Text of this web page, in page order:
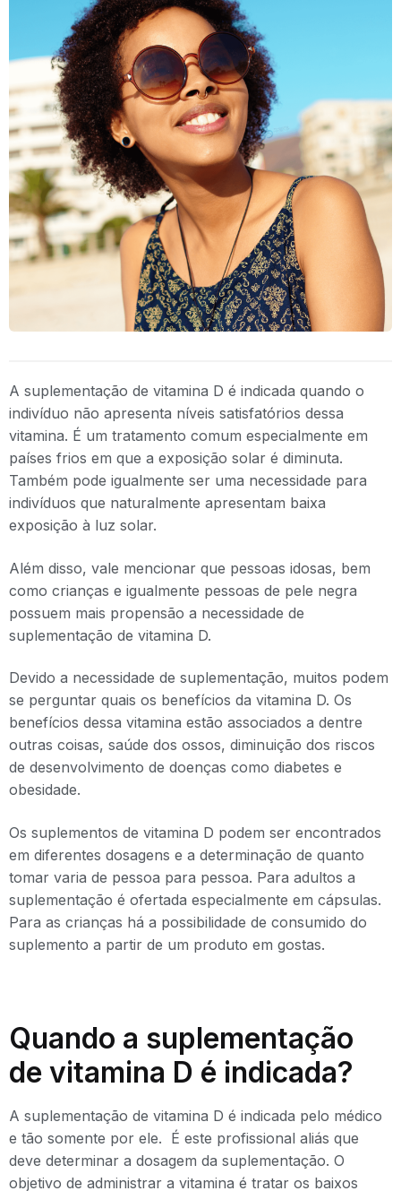
A suplementação de vitamina D é indicada quando o
indivíduo não apresenta níveis satisfatórios dessa
vitamina. É um tratamento comum especialmente em
países frios em que a exposição solar é diminuta.
Também pode igualmente ser uma necessidade para
indivíduos que naturalmente apresentam baixa
exposição à luz solar.
Além disso, vale mencionar que pessoas idosas, bem
como crianças e igualmente pessoas de pele negra
possuem mais propensão a necessidade de
suplementação de vitamina D.
Devido a necessidade de suplementação, muitos podem
se perguntar quais os benefícios da vitamina D. Os
benefícios dessa vitamina estão associados a dentre
outras coisas, saúde dos ossos, diminuição dos riscos
de desenvolvimento de doenças como diabetes e
obesidade.
Os suplementos de vitamina D podem ser encontrados
em diferentes dosagens e a determinação de quanto
tomar varia de pessoa para pessoa. Para adultos a
suplementação é ofertada especialmente em cápsulas.
Para as crianças há a possibilidade de consumido do
suplemento a partir de um produto em gostas.
Quando a suplementação
de vitamina D é indicada?
A suplementação de vitamina D é indicada pelo médico
e tão somente por ele. É este profissional aliás que
deve determinar a dosagem da suplementação. O
objetivo de administrar a vitamina é tratar os baixos